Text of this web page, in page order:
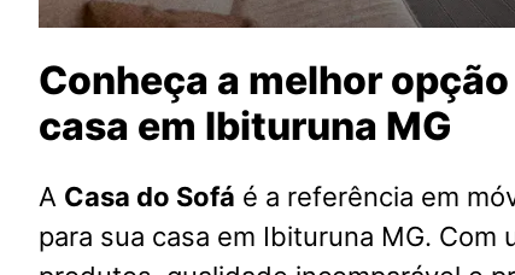
Conheça a melhor
casa em Ibituruna MG
A Casa do Sofá é a referência em
para sua casa em Ibituruna MG. Com